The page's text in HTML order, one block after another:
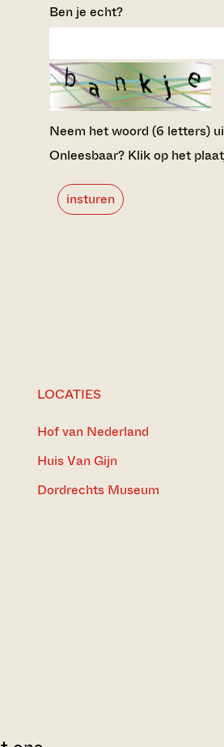
Ben je echt?
Neem het woord (6 letters)
Onleesbaar? Klik op het
insturen
LOCATIES
Hof van Nederland
Huis Van Gijn
Dordrechts Museum